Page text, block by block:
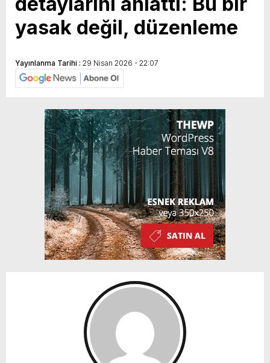
yasak değil, düzenleme
Yayınlanma Tarihi : 29 Nisan 2026 - 22:07